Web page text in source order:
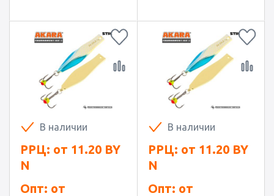
В наличии
РРЦ: от 11.20 BY
N
Опт: от
В наличии
РРЦ: от 11.20 BY
N
Опт: от